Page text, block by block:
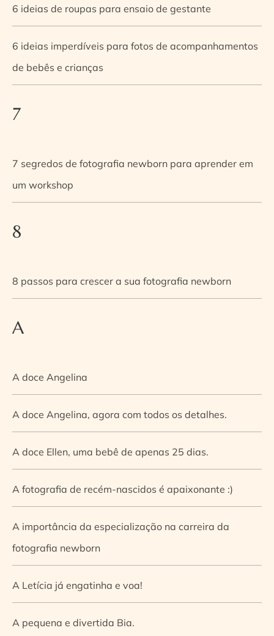
6 ideias de roupas para ensaio de gestante
6 ideias imperdíveis para fotos de acompanhamentos
de bebês e crianças
7
7 segredos de fotografia newborn para aprender em
um workshop
8
8 passos para crescer a sua fotografia newborn
A
A doce Angelina
A doce Angelina, agora com todos os detalhes.
A doce Ellen, uma bebê de apenas 25 dias.
A fotografia de recém-nascidos é apaixonante :)
A importância da especialização na carreira da
fotografia newborn
A Letícia já engatinha e voa!
A pequena e divertida Bia.